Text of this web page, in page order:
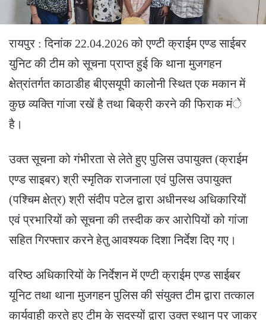
रायपुर : दिनांक 22.04.2026 को एण्टी क्राईम एण्ड साईबर
युनिट की टीम को सूचना प्राप्त हुई कि थाना मुजगहन
क्षेत्रांतर्गत काठाडीह बीएसयूपी कालोनी स्थित एक मकान में
कुछ व्यक्ति गांजा रखें है तथा बिक्री करने की फिराक मंे
है।
उक्त सूचना को गंभीरता से लेते हुए पुलिस उपायुक्त (क्राईम
एण्ड साइबर) श्री स्मृतिक राजनाला एवं पुलिस उपायुक्त
(पश्चिम क्षेत्र) श्री संदीप पटेल द्वारा अधीनस्थ अधिकारियों
एवं प्रभारियों को सूचना की तस्दीक कर आरोपियों को गांजा
सहित गिरफ्तार करने हेतु आवश्यक दिशा निर्देश दिए गए।
वरिष्ठ अधिकारियों के निर्देशन में एण्टी क्राईम एण्ड साईबर
यूनिट तथा थाना मुजगहन पुलिस की संयुक्त टीम द्वारा तत्काल
कार्यवाही करते हुए टीम के सदस्यों द्वारा उक्त स्थान पर जाकर